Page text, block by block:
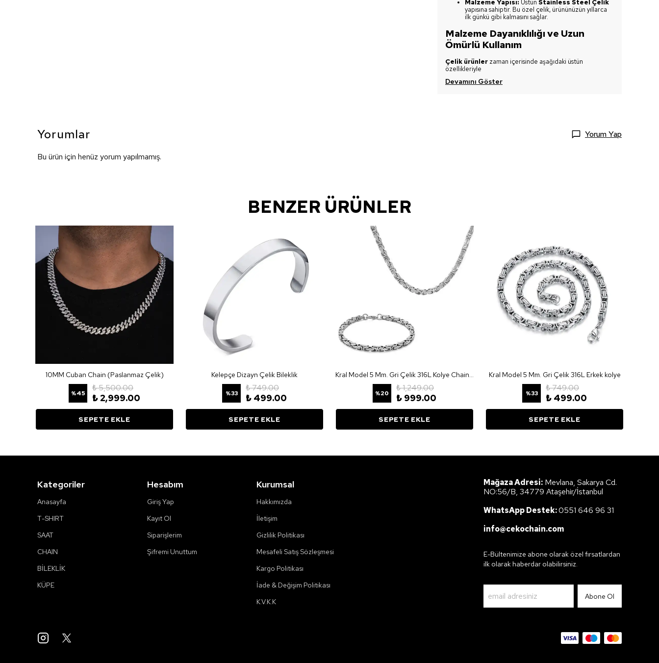
Malzeme Yapısı: Üstün Stainless Steel Çelik
yapısına sahiptir. Bu özel çelik, ürününüzün yıllarca
ilk günkü gibi kalmasını sağlar.
Malzeme Dayanıklılığı ve Uzun
Ömürlü Kullanım
Çelik ürünler zaman içerisinde aşağıdaki üstün
özellikleriyle
Devamını Göster
Yorumlar Yorum Yap
Bu ürün için henüz yorum yapılmamış.
BENZER ÜRÜNLER
10MM Cuban Chain (Paslanmaz Çelik)
%45
₺ 5,500.00
₺ 2,999.00
SEPETE EKLE
Kelepçe Dizayn Çelik Bileklik
%33
₺ 749.00
₺ 499.00
SEPETE EKLE
Kral Model 5 Mm. Gri Çelik 316L Kolye Chain+Bileklik
%20
₺ 1,249.00
₺ 999.00
SEPETE EKLE
Kral Model 5 Mm. Gri Çelik 316L Erkek kolye
%33
₺ 749.00
₺ 499.00
SEPETE EKLE
Kategoriler
Anasayfa
T-SHIRT
SAAT
CHAIN
BİLEKLİK
KÜPE
Hesabım
Giriş Yap
Kayıt Ol
Siparişlerim
Şifremi Unuttum
Kurumsal
Hakkımızda
İletişim
Gizlilik Politikası
Mesafeli Satış Sözleşmesi
Kargo Politikası
İade & Değişim Politikası
K.V.K.K
Mağaza Adresi: Mevlana, Sakarya Cd.
NO:56/B, 34779 Ataşehir/İstanbul
WhatsApp Destek:0551 646 96 31
info@cekochain.com
E-Bültenimize abone olarak özel fırsatlardan
ilk olarak haberdar olabilirsiniz.
Abone Ol